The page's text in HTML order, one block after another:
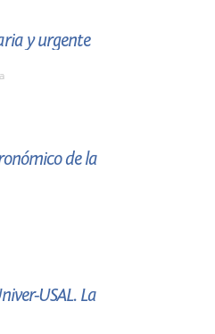
y urgente
de la
USAL. La